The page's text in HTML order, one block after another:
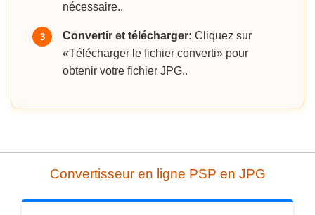
nécessaire..
3 Convertir et télécharger: Cliquez sur
«Télécharger le fichier converti» pour
obtenir votre fichier JPG..
Convertisseur en ligne PSP en JPG